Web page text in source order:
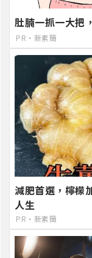
肚腩一抓一大把
PR・新素簡
減肥首選，檸檬
人生
PR・新素簡